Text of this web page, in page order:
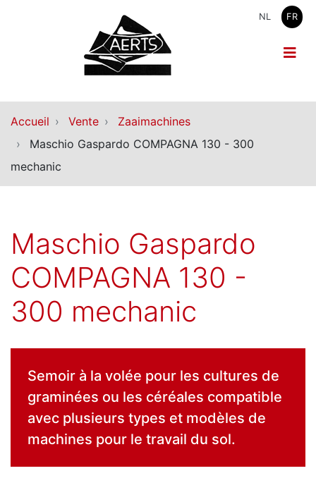
NL FR
Accueil Vente
Zaaimachines
Maschio Gaspardo COMPAGNA 130 - 300
mechanic
Maschio Gaspardo
COMPAGNA 130 -
300 mechanic
Semoir à la volée pour les cultures de
graminées ou les céréales compatible
avec plusieurs types et modèles de
machines pour le travail du sol.